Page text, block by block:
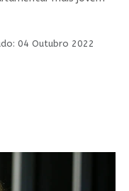
04 Outubro 2022